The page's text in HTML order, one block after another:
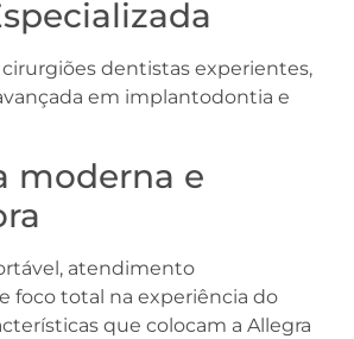
dentistas experientes,
em implantodontia e
moderna e
atendimento
foco total na experiência do
que colocam a Allegra